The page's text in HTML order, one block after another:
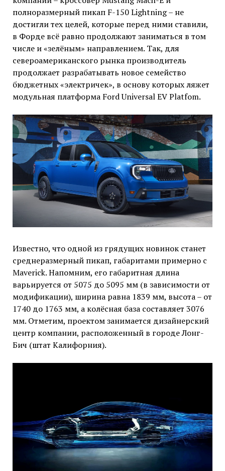
полноразмерный пикап F-150 Lightning – не
достигли тех целей, которые перед ними ставили,
в Форде всё равно продолжают заниматься в том
числе и «зелёным» направлением. Так, для
североамериканского рынка производитель
продолжает разрабатывать новое семейство
бюджетных «электричек», в основу которых ляжет
модульная платформа Ford Universal EV Platfom.
Известно, что одной из грядущих новинок станет
среднеразмерный пикап, габаритами примерно с
Maverick. Напомним, его габаритная длина
варьируется от 5075 до 5095 мм (в зависимости от
модификации), ширина равна 1839 мм, высота – от
1740 до 1763 мм, а колёсная база составляет 3076
мм. Отметим, проектом занимается дизайнерский
центр компании, расположенный в городе Лонг-
Бич (штат Калифорния).